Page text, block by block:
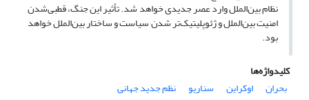
نظام بین‌الملل وارد عصر جدیدی خواهد شد. تأثیر این جنگ، قطبی‌شدن
امنیت بین‌الملل و ژئوپلیتیک‌تر شدن سیاست و ساختار بین‌الملل خواهد
بود.
کلیدواژه‌ها
بحران
اوکراین سناریو
نظم جدید جهانی